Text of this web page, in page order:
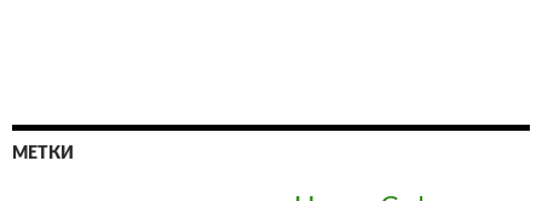
МЕТКИ